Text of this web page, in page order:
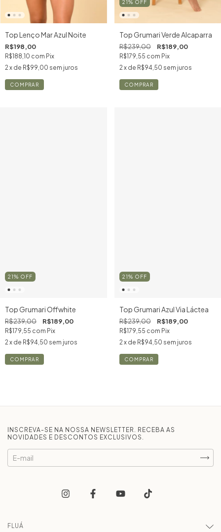
Top Lenço Mar Azul Noite
R$198,00
R$188,10 com Pix
2x de R$99,00 sem juros
COMPRAR
21% OFF
Top Grumari Verde Alcaparra
R$239,00 R$189,00
R$179,55 com Pix
2x de R$94,50 sem juros
COMPRAR
21% OFF
Top Grumari Offwhite
R$239,00 R$189,00
R$179,55 com Pix
2x de R$94,50 sem juros
COMPRAR
21 % OFF
Top Grumari Azul Via Láctea
R$239,00 R$189,00
R$179,55 com Pix
2x de R$94,50 sem juros
COMPRAR
INSCREVA-SE NA NOSSA NEWSLETTER. RECEBA AS
NOVIDADES E DESCONTOS EXCLUSIVOS.
FLUÁ